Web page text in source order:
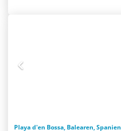
Playa d'en Bossa, Balearen, Spanien